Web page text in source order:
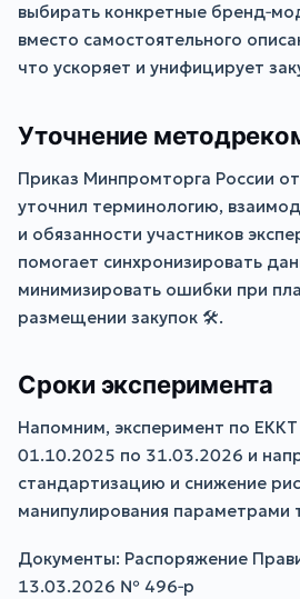
выбирать конкретные
вместо самостоятельного
что ускоряет и унифицирует
Уточнение
Приказ Минпромторга России
уточнил терминологию,
и обязанности участников
помогает синхронизировать
минимизировать ошибки при
размещении закупок 🛠️.
Сроки эксперимента
Напомним, эксперимент по
01.10.2025 по 31.03.2026 и
стандартизацию и снижение
манипулирования параметрами
Документы: Распоряжение
13.03.2026 № 496‑р